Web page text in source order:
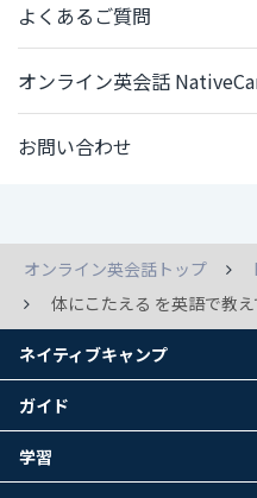
よくあるご質問
オンライン英会話
お問い合わせ
オンライン英会話トップ
体にこたえる を英語で教え
ネイティブキャンプ
ガイド
学習